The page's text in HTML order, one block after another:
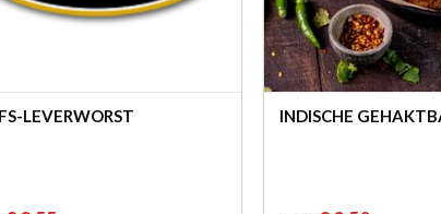
LEVERWORST INDISCHE